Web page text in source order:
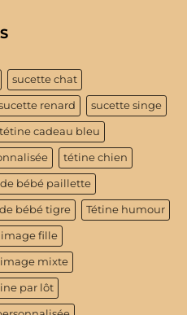
sucette chat
renard sucette singe
tétine cadeau bleu
tétine chien
bébé paillette
bébé tigre Tétine humour
image fille
mixte
par lôt